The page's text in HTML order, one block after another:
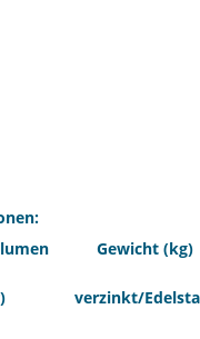
Gewicht (kg)
verzinkt/